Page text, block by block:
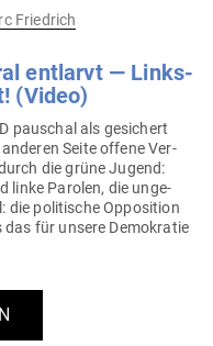
Friedrich
ent­larvt — Links­
(Video)
pau­schal als gesi­chert
Seite offene Ver­
die grüne Jugend:
linke Parolen, die unge­
die poli­tische Oppo­sition
für unsere Demo­kratie